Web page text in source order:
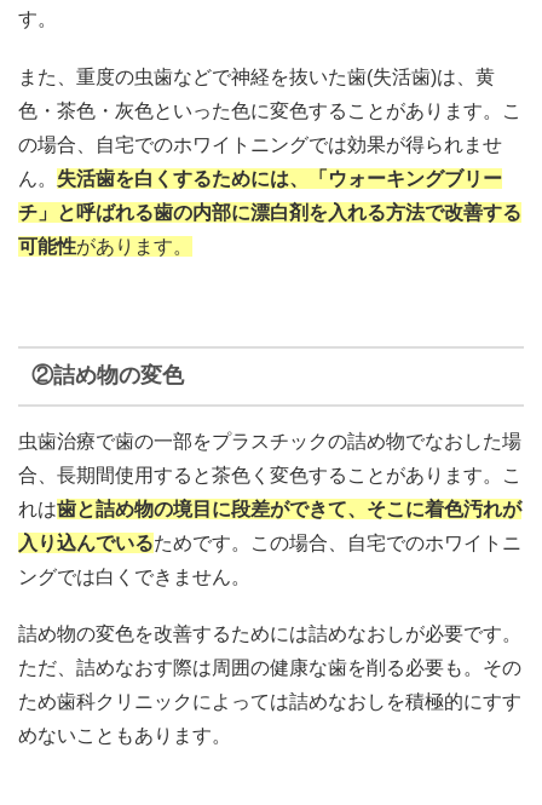
す。
また、重度の虫歯などで神経を抜いた歯(失活歯)は、黄
色・茶色・灰色といった色に変色することがあります。こ
の場合、自宅でのホワイトニングでは効果が得られませ
ん。 失活歯を白くするためには、「ウォーキングブリー
チ」と呼ばれる歯の内部に漂白剤を入れる方法で改善する
可能性があります。
②詰め物の変色
虫歯治療で歯の一部をプラスチックの詰め物でなおした場
合、長期間使用すると茶色く変色することがあります。こ
れは歯と詰め物の境目に段差ができて、そこに着色汚れが
入り込んでいるためです。この場合、自宅でのホワイトニ
ングでは白くできません。
詰め物の変色を改善するためには詰めなおしが必要です。
ただ、詰めなおす際は周囲の健康な歯を削る必要も。その
ため歯科クリニックによっては詰めなおしを積極的にすす
めないこともあります。